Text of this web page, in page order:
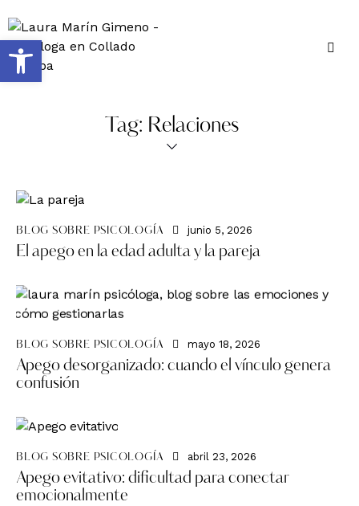
Tag: Relaciones
BLOG SOBRE PSICOLOGÍA junio 5, 2026
El apego en la edad adulta y la pareja
BLOG SOBRE PSICOLOGÍA mayo 18, 2026
Apego desorganizado: cuando el vínculo genera
confusión
BLOG SOBRE PSICOLOGÍA abril 23, 2026
Apego evitativo: dificultad para conectar
emocionalmente
Abrir barra de herramientas